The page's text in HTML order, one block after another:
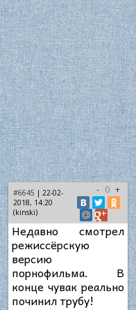
#6645 | 22-02-
2018, 14:20
(kinski)
- 0 +
Недавно смотрел
режиссёрскую
версию
порнофильма. В
конце чувак реально
починил трубу!